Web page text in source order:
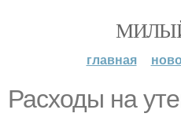
главная
Расходы на